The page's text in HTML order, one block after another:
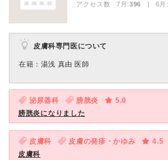
アクセス数 7月:396 | 6月:
皮膚科専門医について
在籍：湯浅 真由 医師
泌尿器科 膀胱炎
5.0
膀胱炎になりました
皮膚科 皮膚の発疹・かゆみ
4.5
皮膚科